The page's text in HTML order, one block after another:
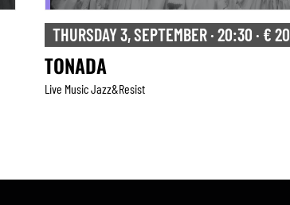
THURSDAY 3, SEPTEMBER · 20:30 · € 20
TONADA
Live Music Jazz&resist